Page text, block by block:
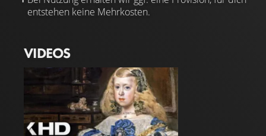
entstehen keine Mehrkosten.
VIDEOS